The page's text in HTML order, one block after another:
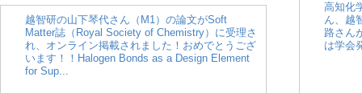
越智研の山下琴代さん（M1）の論文がSoft
Matter誌（Royal Society of Chemistry）に受理さ
れ、オンライン掲載されました！おめでとうござ
います！！Halogen Bonds as a Design Element
for Sup...
高知化
ん、越
路さん
は学会